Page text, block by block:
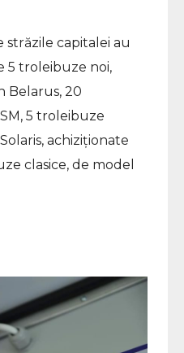
străzile capitalei au
5 troleibuze noi,
Belarus, 20
5 troleibuze
achiziționate
clasice, de model